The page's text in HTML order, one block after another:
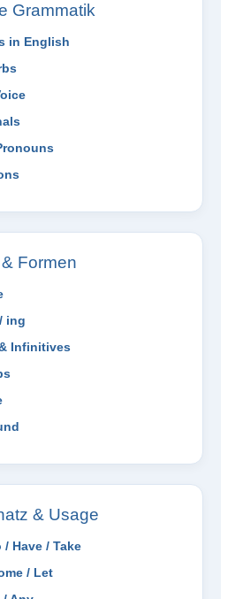
Grammatik
in English
Formen
ing
Infinitives
& Usage
/ Have / Take
/ Let